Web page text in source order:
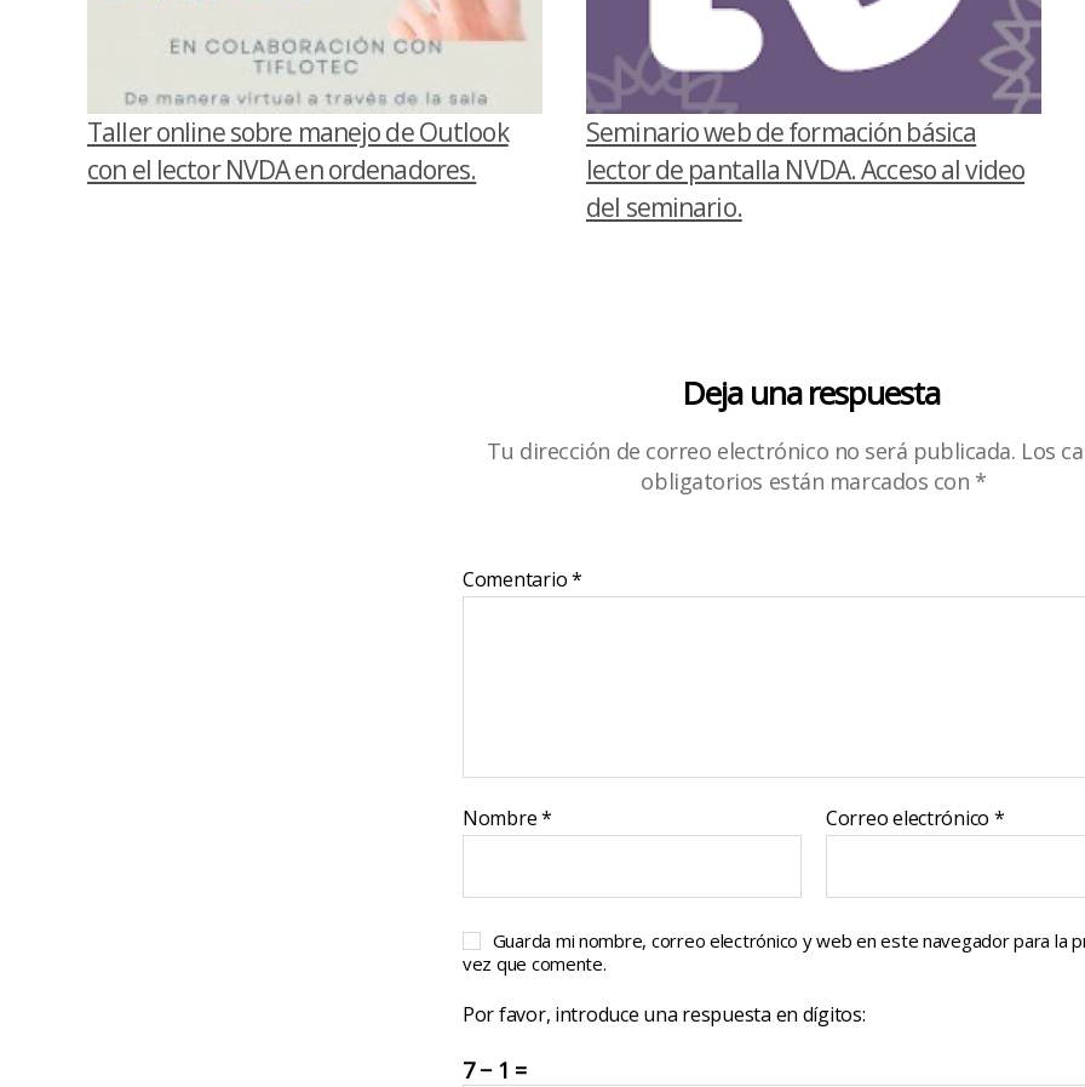
Taller online sobre manejo de Outlook
con el lector NVDA en ordenadores.
Seminario web de formación básica
lector de pantalla NVDA. Acceso al video
del seminario.
Deja una respuesta
Tu dirección de correo electrónico no será publicada. Los
obligatorios están marcados con *
Comentario*
Nombre* Correo electrónico *
Guarda mi nombre, correo electrónico y web en este navegador para la
vez que comente.
Por favor, introduce una respuesta en dígitos:
7 − 1 =